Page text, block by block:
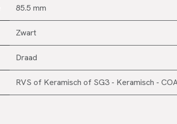
85.5 mm
Zwart
Draad
RVS of Keramisch of SG3 - Keramisch -